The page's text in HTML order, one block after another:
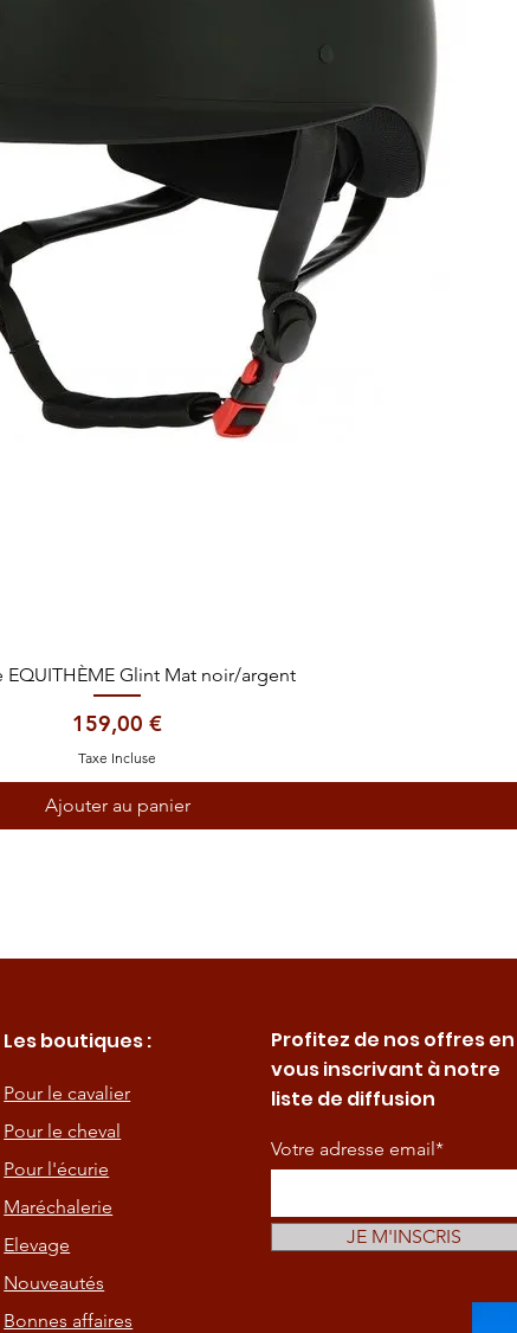
Aperçu rapide
EQUITHÈME Glint Mat noir/argent
Prix
159,00 €
Taxe Incluse
Ajouter au panier
Les boutiques :
Pour le cavalier
Pour le cheval
Pour l'écurie
Maréchalerie
Elevage
Nouveautés
Bonnes affaires
Profitez de nos offres en
vous inscrivant à notre
liste de diffusion
Votre adresse email*
JE M'INSCRIS